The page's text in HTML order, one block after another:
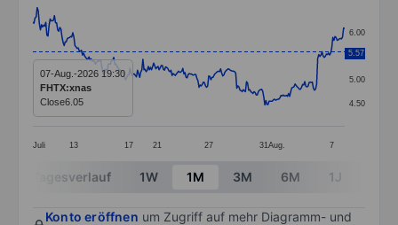
Chart
Line chart with 290 data points.
The chart has 1 X axis displaying categories.
The chart has 1 Y axis displaying values. Data
Juli 13 17 21 27 31 Aug. 7
4.50
5.00
5.50
6.00
5.57
07-Aug.-2026 19:30
FHTX:xnas
Close6.05
End of interactive chart.
Tagesverlauf 1W 1M 3M 6M 1J
Konto eröffnen um Zugriff auf mehr Diagramm- und